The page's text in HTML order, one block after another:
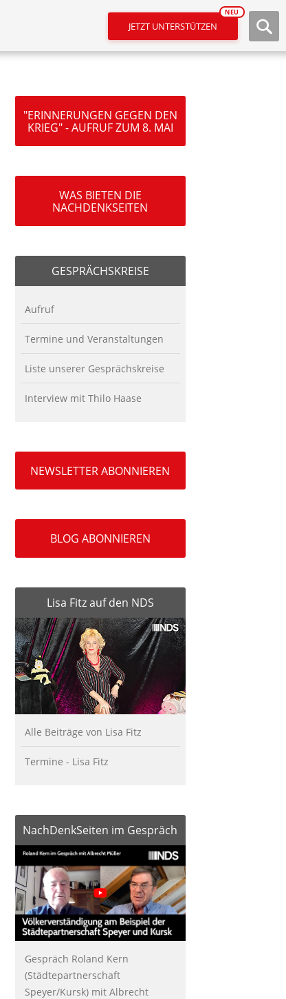
JETZT UNTERSTÜTZEN
NEU
"ERINNERUNGEN GEGEN DEN
KRIEG" - AUFRUF ZUM 8. MAI
WAS BIETEN DIE
NACHDENKSEITEN
GESPRÄCHSKREISE
Aufruf
Termine und Veranstaltungen
Liste unserer Gesprächskreise
Interview mit Thilo Haase
NEWSLETTER ABONNIEREN
BLOG ABONNIEREN
Lisa Fitz auf den NDS
Alle Beiträge von Lisa Fitz
Termine - Lisa Fitz
NachDenkSeiten im Gespräch
Gespräch Roland Kern
(Städtepartnerschaft
Speyer/Kursk) mit Albrecht